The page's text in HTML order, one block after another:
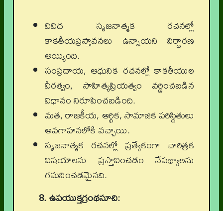
వివిధ సృజనాత్మక రచనల్లో
కాకతీయప్రస్తావనలు ఉన్నాయని నిర్ధారణ
అయ్యింది.
సంప్రదాయ, ఆధునిక రచనల్లో కాకతీయుల
వీరత్వం, సాహిత్యప్రియత్వం వర్ణించబడిన
విధానం నిరూపించబడింది.
మత, రాజకీయ, ఆర్థిక, సామాజిక పరిస్థితులు
అవగాహనలోకి వచ్చాయి.
సృజనాత్మక రచనల్లో ప్రత్యేకంగా చారిత్రక
విషయాలను ప్రస్తావించడం నేపథ్యాలను
గమనించడమైనది.
8. ఉపయుక్తగ్రంథసూచి: